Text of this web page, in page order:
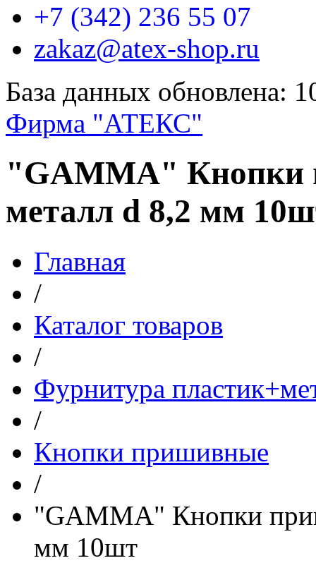
+7 (342) 236 55 07
zakaz@atex-shop.ru
База данных обновлена:
Фирма "АТЕКС"
"GAMMA" Кнопки
металл d 8,2 мм
Главная
/
Каталог товаров
/
Фурнитура
/
Кнопки пришивные
/
"GAMMA" Кнопки
мм 10шт